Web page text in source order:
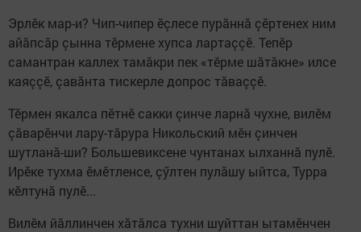
Эрлӗк мар-и? Чип-чипер ӗçлесе пурăннă çӗртенех ним
айăпсăр çынна тӗрмене хупса лартаççӗ. Тепӗр
самантран каллех тамăкри пек «тӗрме шăтăкне» илсе
каяççӗ, çавăнта тискерле допрос тăваççӗ.
Тӗрмен якалса пӗтнӗ сакки çинче ларнă чухне, вилӗм
çăварӗнчи лару-тăрура Никольский мӗн çинчен
шутланă-ши? Большевиксене чунтанах ылханнă пулӗ.
Ирӗке тухма ӗмӗтленсе, çӳлтен пулăшу ыйтса, Турра
кӗлтунă пулӗ...
Вилӗм йăллинчен хăтăлса тухни шуйттан ытамӗнчен